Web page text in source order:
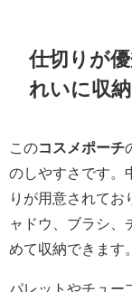
仕切りが
れいに収納
このコスメポーチ
のしやすさです。
りが用意されてお
ャドウ、ブラシ、
めて収納できます。
パレットやチュー